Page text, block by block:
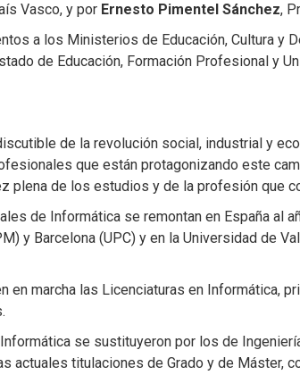
Vasco, y por Ernesto Pimentel Sánchez,
a los Ministerios de Educación, Cultura y
de Educación, Formación Profesional y
de la revolución social, industrial y
que están protagonizando este
plena de los estudios y de la profesión que
de Informática se remontan en España al
y Barcelona (UPC) y en la Universidad de
marcha las Licenciaturas en Informática,
se sustituyeron por los de
actuales titulaciones de Grado y de